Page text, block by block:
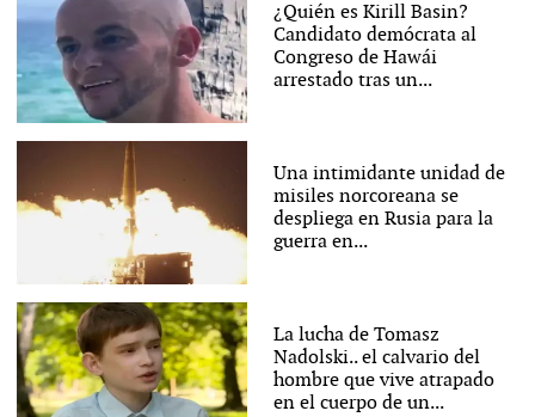
¿Quién es Kirill Basin?
Candidato demócrata al
Congreso de Hawái
arrestado tras un...
Una intimidante unidad de
misiles norcoreana se
despliega en Rusia para la
guerra en...
La lucha de Tomasz
Nadolski.. el calvario del
hombre que vive atrapado
en el cuerpo de un...